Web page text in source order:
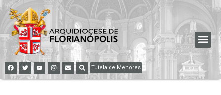
Tutela de Menores